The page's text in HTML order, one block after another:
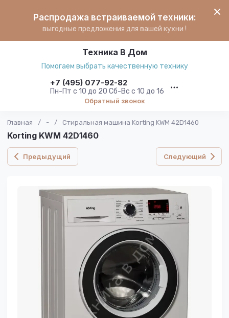
Распродажа встраиваемой техники:
выгодные предложения для вашей кухни !
Техника В Дом
Помогаем выбрать качественную технику
+7 (495) 077-92-82
Пн-Пт с 10 до 20 Сб-Вс с 10 до 16
Обратный звонок
Главная / - / Стиральная машина Korting KWM 42D1460
Korting KWM 42D1460
Предыдущий Следующий